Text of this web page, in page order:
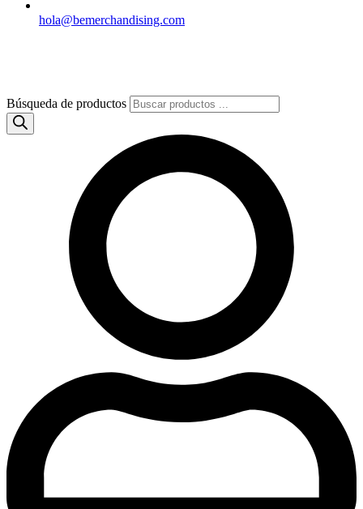
hola@bemerchandising.com
Búsqueda de productos